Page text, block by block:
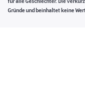
für alle Geschlechter. Die
Gründe und beinhaltet keine